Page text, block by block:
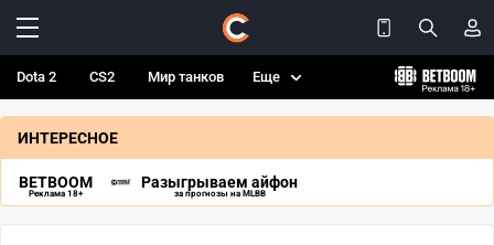
Dota 2 CS2 Мир танков Еще
ИНТЕРЕСНОЕ
BETBOOM
Реклама 18+
Разыгрываем айфон
за прогнозы на MLBB